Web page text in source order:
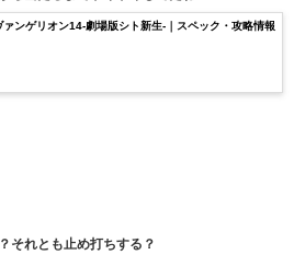
ァンゲリオン14-劇場版シト新生-｜スペック・攻略情報
それとも止め打ちする？